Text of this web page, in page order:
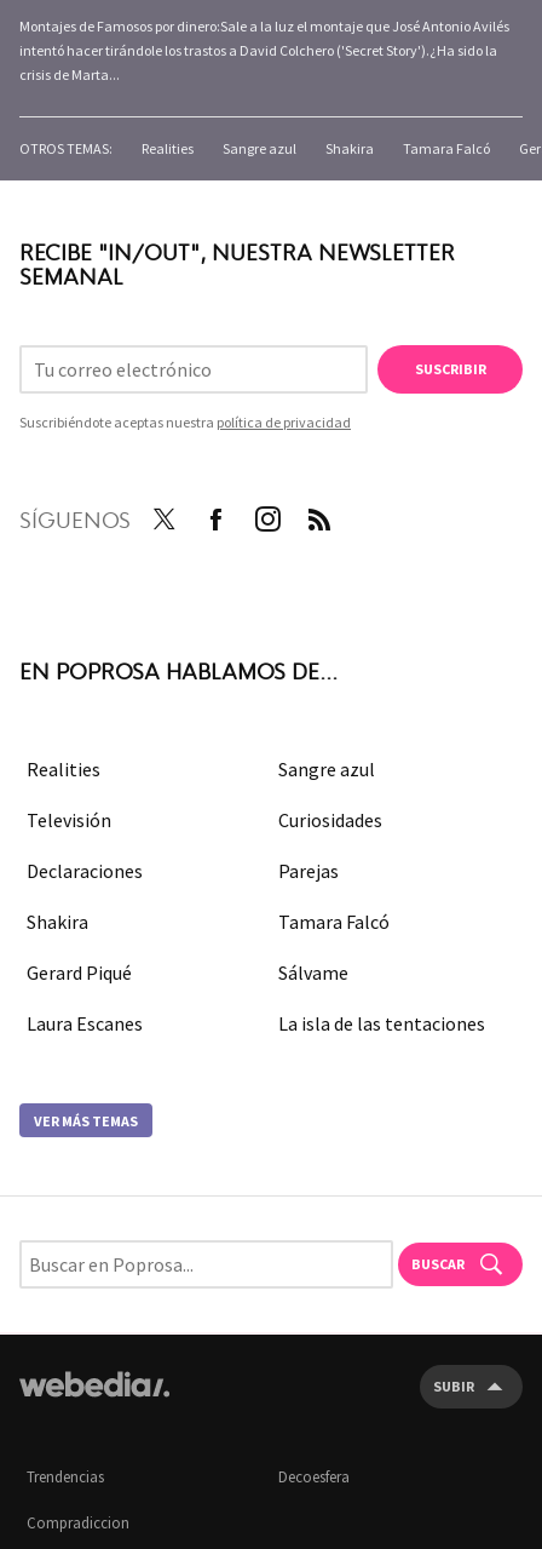
Montajes de Famosos por dinero:Sale a la luz el montaje que José Antonio Avilés
intentó hacer tirándole los trastos a David Colchero ('Secret Story').¿Ha sido la
crisis de Marta...
OTROS TEMAS: Realities Sangre azul Shakira Tamara Falcó
RECIBE "IN/OUT", NUESTRA NEWSLETTER
SEMANAL
SUSCRIBIR
Suscribiéndote aceptas nuestra política de privacidad
SÍGUENOS
EN POPROSA HABLAMOS DE...
Realities Sangre azul
Televisión Curiosidades
Declaraciones Parejas
Shakira Tamara Falcó
Gerard Piqué Sálvame
Laura Escanes La isla de las tentaciones
VER MÁS TEMAS
BUSCAR
SUBIR
Trendencias Decoesfera
Compradiccion